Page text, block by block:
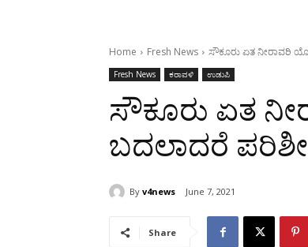
Home Fresh News ಸೌಕೂರು ಏತ ನೀರಾವರಿ
Fresh News ಕರಾವಳಿ ಉಡುಪಿ
ಸೌಕೂರು ಏತ
ಬದಲಾದರೆ
By v4news June 7, 2021
Share